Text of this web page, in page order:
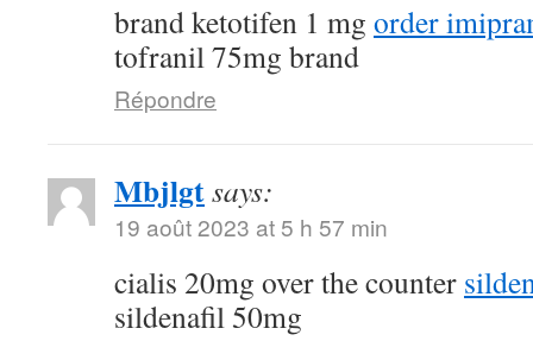
brand ketotifen 1 mg order
tofranil 75mg brand
Répondre
Mbjlgtsays:
19 août 2023 at 5 h 57 min
cialis 20mg over the counter
sildenafil 50mg